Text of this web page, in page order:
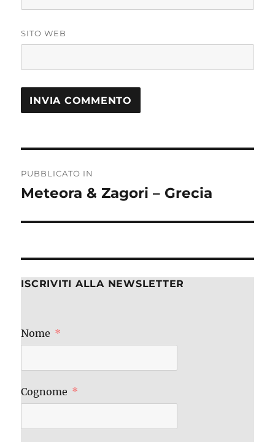
SITO WEB
PUBBLICATO IN
Meteora & Zagori – Grecia
ISCRIVITI ALLA NEWSLETTER
Nome
Cognome